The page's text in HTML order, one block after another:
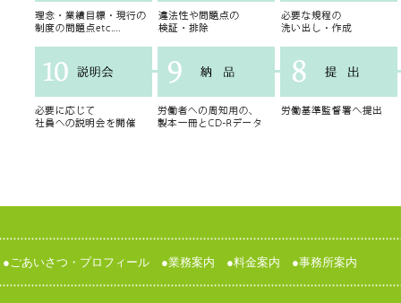
●ごあいさつ・プロフィール ●業務案内 ●料金案内 ●事務所案内